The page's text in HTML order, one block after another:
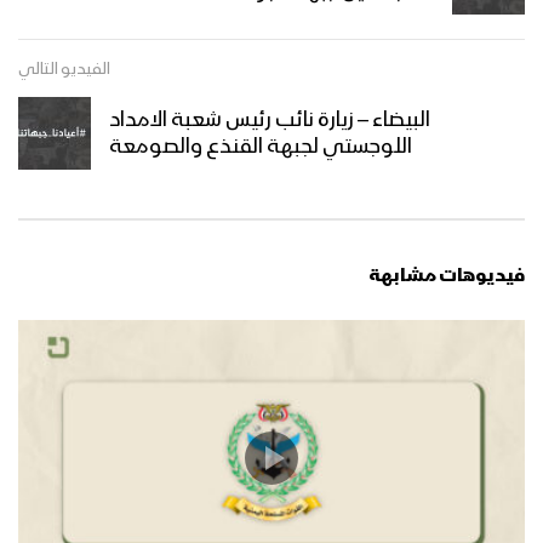
صعدة – زيارة وقافلة عيدية من قبائل آل
صعدة ومديرية أرحب إلى المرابطين في
أبين – زيارة عيدية لمشائخ واعيان مديرية
بني مطر للمجاهدين المرابطين في جبهة
الفيديو التالي
البيضاء – زيارة نائب رئيس شعبة الامداد
اللوجستي لجبهة القنذع والصومعة
فيديوهات مشابهة